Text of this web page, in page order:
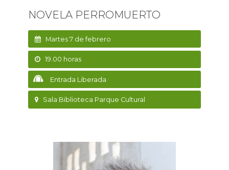
NOVELA PERROMUERTO
Martes 7 de febrero
19.00 horas
Entrada Liberada
Sala Biblioteca Parque Cultural